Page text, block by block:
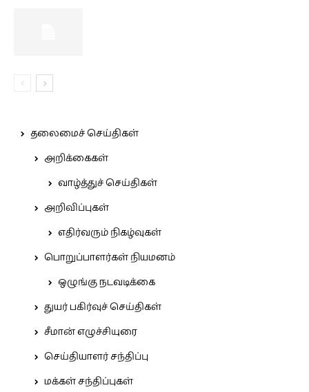
தலைமைச் செய்திகள்
அறிக்கைகள்
வாழ்த்துச் செய்திகள்
அறிவிப்புகள்
எதிர்வரும் நிகழ்வுகள்
பொறுப்பாளர்கள் நியமனம்
ஒழுங்கு நடவடிக்கை
துயர் பகிர்வுச் செய்திகள்
சீமான் எழுச்சியுரை
செய்தியாளர் சந்திப்பு
மக்கள் சந்திப்புகள்